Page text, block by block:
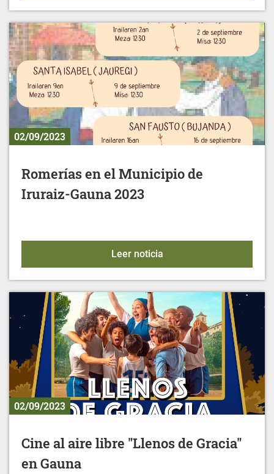
02/09/2023
Romerías en el Municipio de
Iruraiz-Gauna 2023
Leer noticiaRomerías en el
02/09/2023
Cine al aire libre "Llenos de Gracia"
en Gauna